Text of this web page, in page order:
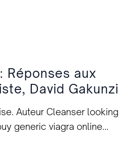
Réponses aux
David Gakunzi
Auteur Cleanser looking
generic viagra online
I not cheap viagra